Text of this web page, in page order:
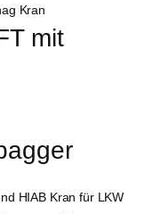
mit